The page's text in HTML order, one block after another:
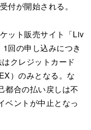
付が開始される。
ット販売サイト「Liv
回の申し込みにつき
クレジットカード
）のみとなる。な
都合の払い戻しは不
ベントが中止となっ